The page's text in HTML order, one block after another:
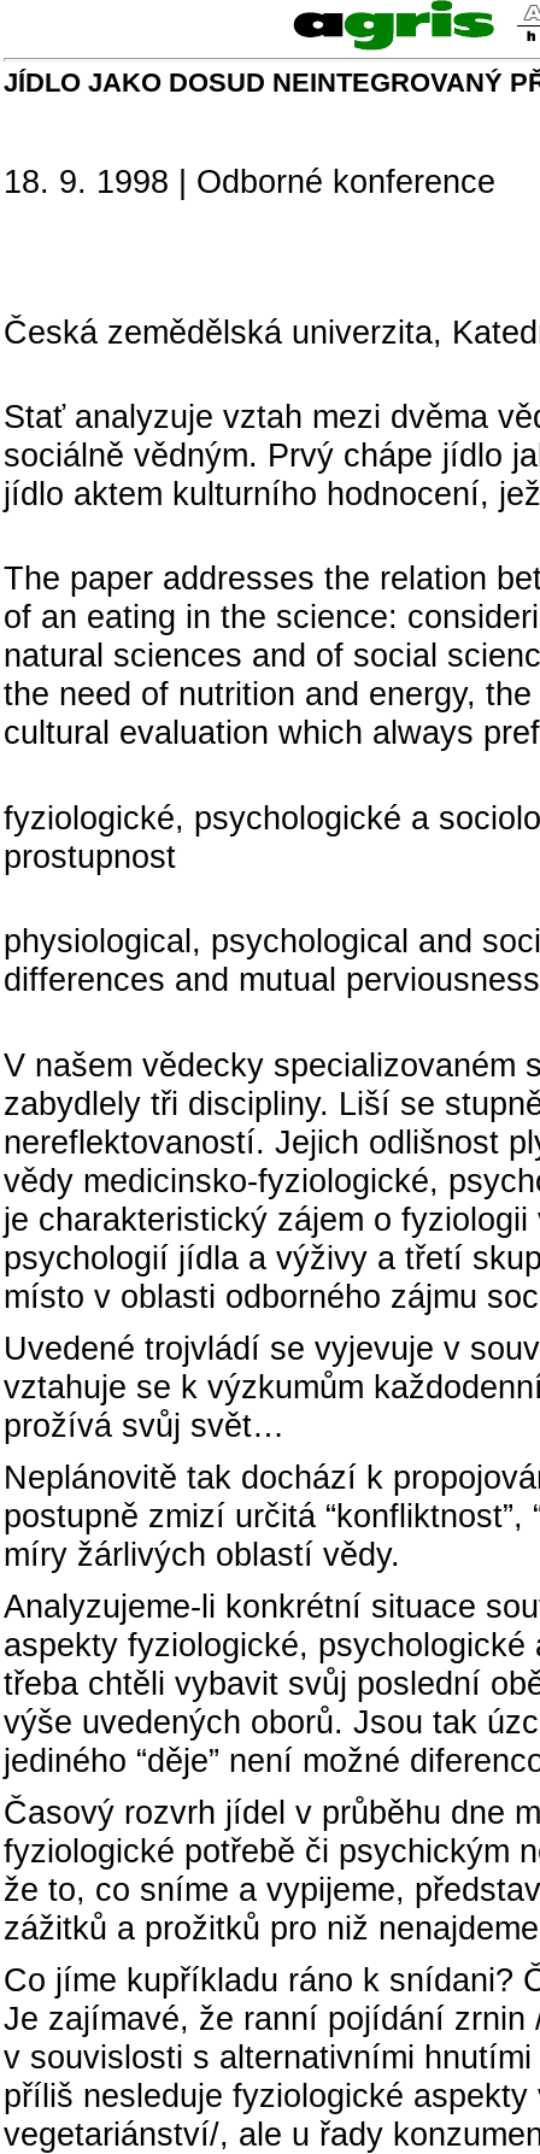
JÍDLO JAKO DOSUD NEINTEGROVANÝ
18. 9. 1998 | Odborné konference
Česká zemědělská univerzita,
Stať analyzuje vztah mezi dvěma
sociálně vědným. Prvý chápe jídlo
jídlo aktem kulturního hodnocení,
The paper addresses the relation
of an eating in the science:
natural sciences and of social
the need of nutrition and energy,
cultural evaluation which always
fyziologické, psychologické a
prostupnost
physiological, psychological and
differences and mutual perviousness
V našem vědecky
zabydlely tři discipliny. Liší se
nereflektovaností. Jejich odlišnost
vědy medicinsko-fyziologické,
je charakteristický zájem o
psychologií jídla a výživy a třetí
místo v oblasti odborného zájmu
Uvedené trojvládí se vyjevuje v
vztahuje se k výzkumům
prožívá svůj svět…
Neplánovitě tak dochází k
postupně zmizí určitá
míry žárlivých oblastí vědy.
Analyzujeme-li konkrétní situace
aspekty fyziologické,
třeba chtěli vybavit svůj poslední
výše uvedených oborů. Jsou tak
jediného “děje” není možné
Časový rozvrh jídel v průběhu dne
fyziologické potřebě či psychickým
že to, co sníme a vypijeme,
zážitků a prožitků pro niž
Co jíme kupříkladu ráno k snídani?
Je zajímavé, že ranní pojídání
v souvislosti s alternativními
příliš nesleduje fyziologické
vegetariánství/, ale u řady